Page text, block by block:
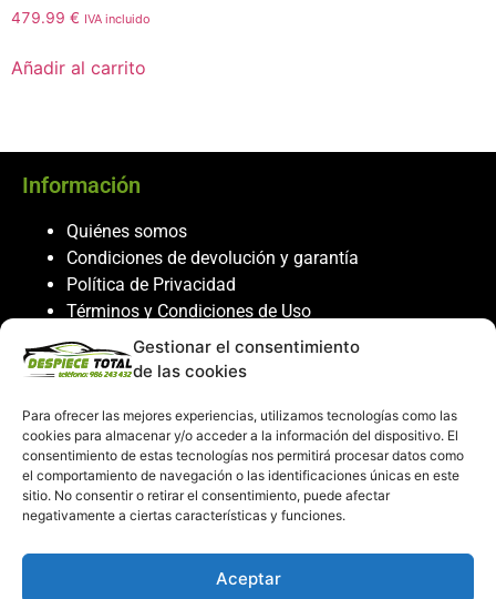
Gestionar el consentimiento
de las cookies
Para ofrecer las mejores experiencias, utilizamos tecnologías como las
cookies para almacenar y/o acceder a la información del dispositivo. El
consentimiento de estas tecnologías nos permitirá procesar datos como
el comportamiento de navegación o las identificaciones únicas en este
sitio. No consentir o retirar el consentimiento, puede afectar
negativamente a ciertas características y funciones.
Aceptar
479.99 € IVA incluido
Añadir al carrito
Información
Quiénes somos
Condiciones de devolución y garantía
Política de Privacidad
Términos y Condiciones de Uso
Política de Cookies
Servicio al cliente
Contacto
986 243 432
608 867 074
recambiosdespiecetotal@gmail.com
Mi cuenta